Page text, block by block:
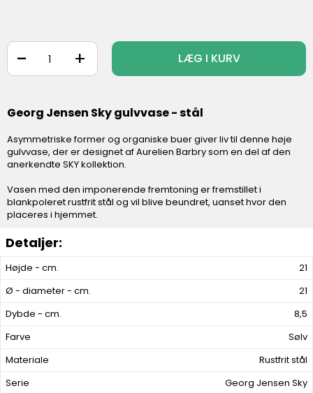
Højde - cm.
21
Ø - diameter - cm.
21
Dybde - cm.
8,5
Farve
Sølv
Materiale
Rustfrit stål
Serie
Georg Jensen Sky
+
- LÆG I KURV
Georg Jensen Sky gulvvase - stål
Asymmetriske former og organiske buer giver liv til denne høje
gulvvase, der er designet af Aurelien Barbry som en del af den
anerkendte SKY kollektion.
Vasen med den imponerende fremtoning er fremstillet i
blankpoleret rustfrit stål og vil blive beundret, uanset hvor den
placeres i hjemmet.